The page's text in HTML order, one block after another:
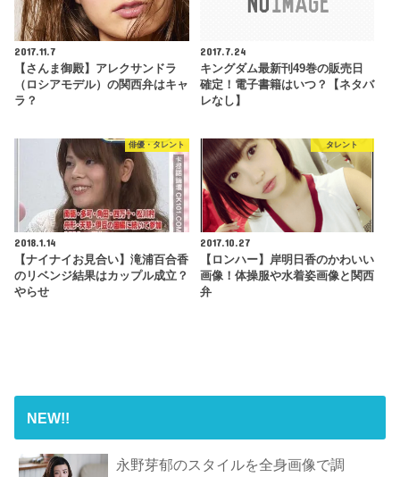
2017.11.7
【さんま御殿】アレクサンドラ
（ロシアモデル）の関西弁はキャ
ラ？
2017.7.24
キングダム最新刊49巻の販売日
確定！電子書籍はいつ？【ネタバ
レなし】
俳優・タレント
2018.1.14
【ナイナイお見合い】滝浦百合香
のリベンジ結果はカップル成立？
やらせ
タレント
2017.10.27
【ロンハー】岸明日香のかわいい
画像！体操服や水着姿画像と関西
弁
NEW!!
永野芽郁のスタイルを全身画像で調